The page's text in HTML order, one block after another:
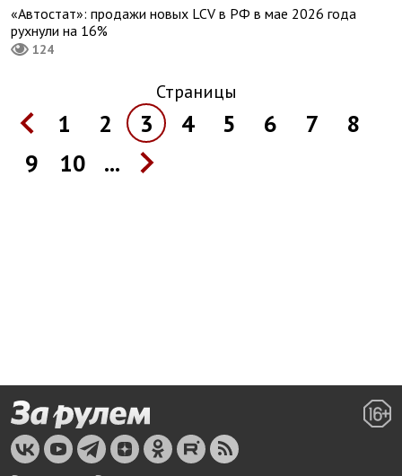
«Автостат»: продажи новых LCV в РФ в мае 2026 года
рухнули на 16%
124
Страницы
1 2 3 4 5 6 7
8
9
10 ...